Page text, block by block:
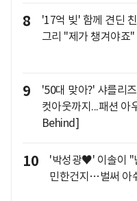
8
'17억 빚' 함께 견딘
그리 "제가 챙겨야죠"
9
'50대 맞아?' 샤를리
컷아웃까지...패션 아
Behind]
10
'박성광♥' 이솔이 "
민한건지…벌써 아